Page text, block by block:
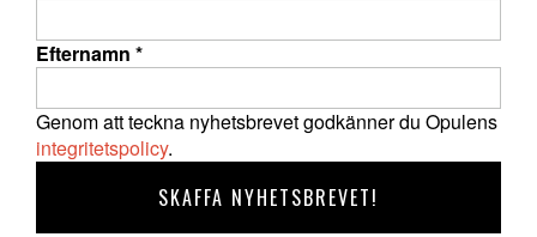
Efternamn *
Genom att teckna nyhetsbrevet godkänner du Opulens
integritetspolicy.